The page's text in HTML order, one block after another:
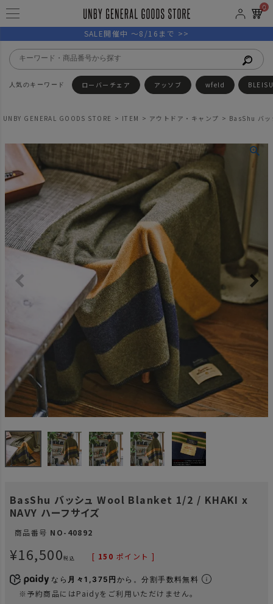
0
SALE開催中 ～8/16まで >>
ローバーチェア アッソブ wfeld
UNBY GENERAL GOODS STORE ITEM アウトドア・キャンプ BasShu バ
BasShu バッシュ Wool Blanket 1/2 / KHAKI x
NAVY ハーフサイズ
商品番号 NO-40892
¥16,500税込 [ 150 ポイント ]
なら 月々1,375円 から。分割手数料無料
※予約商品にはPaidyをご利用いただけません。